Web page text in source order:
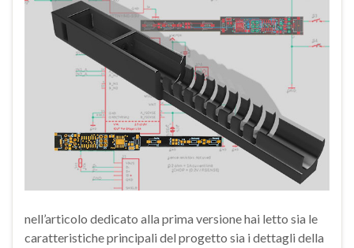
nell’articolo dedicato alla prima versione hai letto sia le
caratteristiche principali del progetto sia i dettagli della